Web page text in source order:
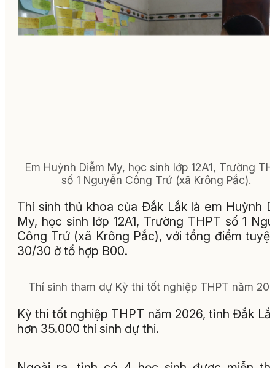
Em Huỳnh Diễm My, học sinh lớp 12A1, Trường
số 1 Nguyễn Công Trứ (xã Krông Pắc).
Thí sinh thủ khoa của Đắk Lắk là em Huỳnh
My, học sinh lớp 12A1, Trường THPT số 1
Công Trứ (xã Krông Pắc), với tổng điểm
30/30 ở tổ hợp B00.
Thí sinh tham dự Kỳ thi tốt nghiệp THPT năm
Kỳ thi tốt nghiệp THPT năm 2026, tỉnh Đắk
hơn 35.000 thí sinh dự thi.